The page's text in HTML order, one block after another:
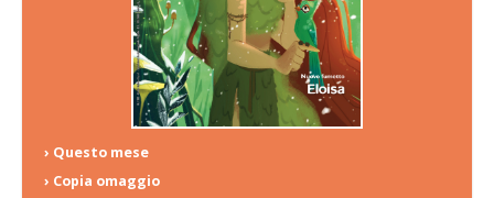
› Questo mese
› Copia omaggio